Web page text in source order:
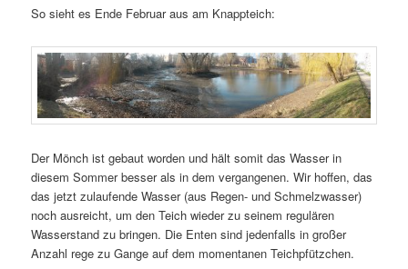
So sieht es Ende Februar aus am Knappteich:
Der Mönch ist gebaut worden und hält somit das Wasser in
diesem Sommer besser als in dem vergangenen. Wir hoffen, das
das jetzt zulaufende Wasser (aus Regen- und Schmelzwasser)
noch ausreicht, um den Teich wieder zu seinem regulären
Wasserstand zu bringen. Die Enten sind jedenfalls in großer
Anzahl rege zu Gange auf dem momentanen Teichpfützchen.